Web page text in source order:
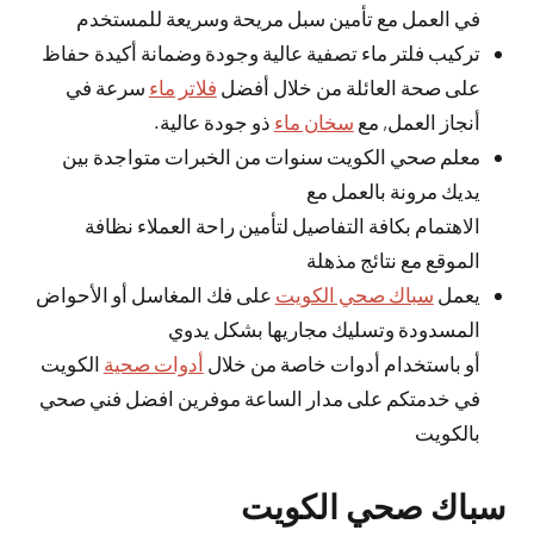
في العمل مع تأمين سبل مريحة وسريعة للمستخدم
تركيب فلتر ماء تصفية عالية وجودة وضمانة أكيدة حفاظ
على صحة العائلة من خلال أفضل فلاتر ماء سرعة في
أنجاز العمل, مع سخان ماء ذو جودة عالية.
معلم صحي الكويت سنوات من الخبرات متواجدة بين
يديك مرونة بالعمل مع
الاهتمام بكافة التفاصيل لتأمين راحة العملاء نظافة
الموقع مع نتائج مذهلة
يعمل سباك صحي الكويت على فك المغاسل أو الأحواض
المسدودة وتسليك مجاريها بشكل يدوي
أو باستخدام أدوات خاصة من خلال أدوات صحية الكويت
في خدمتكم على مدار الساعة موفرين افضل فني صحي
بالكويت
سباك صحي الكويت